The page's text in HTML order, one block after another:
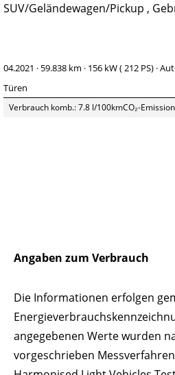
SUV/Geländewagen/Pickup ,
04.2021 · 59.838 km · 156 kW ( 212 PS) ·
Türen
Verbrauch komb.: 7.8 l/100kmCO₂-
Angaben zum Verbrauch
Die Informationen erfolgen
angegebenen Werte wurden
vorgeschrieben